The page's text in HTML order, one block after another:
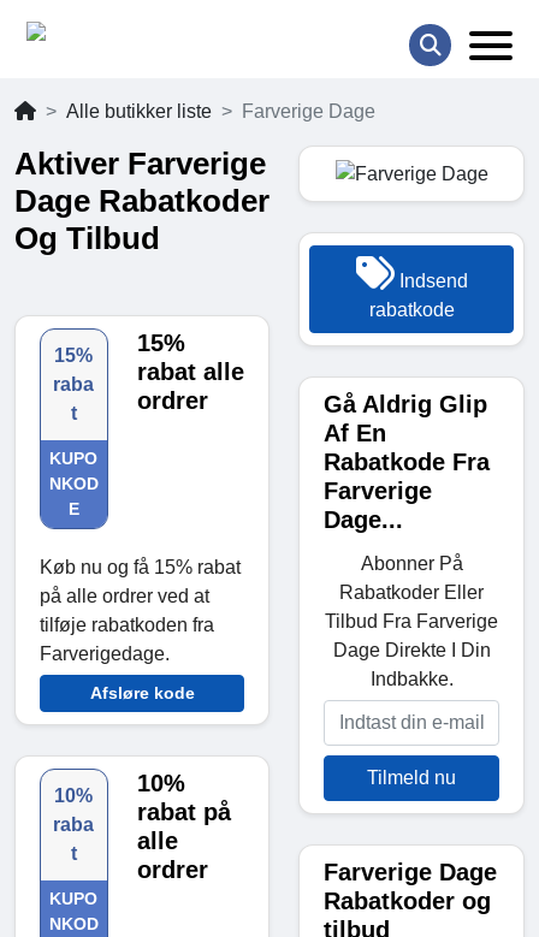
Alle butikker liste Farverige Dage
Aktiver Farverige
Dage Rabatkoder
Og Tilbud
15%
raba
t
KUPO
NKOD
E
15%
rabat alle
ordrer
Køb nu og få 15% rabat
på alle ordrer ved at
tilføje rabatkoden fra
Farverigedage.
Afsløre kode
10%
raba
t
KUPO
NKOD
10%
rabat på
alle
ordrer
Indsend
rabatkode
Gå Aldrig Glip
Af En
Rabatkode Fra
Farverige
Dage...
Abonner På
Rabatkoder Eller
Tilbud Fra Farverige
Dage Direkte I Din
Indbakke.
Tilmeld nu
Farverige Dage
Rabatkoder og
tilbud